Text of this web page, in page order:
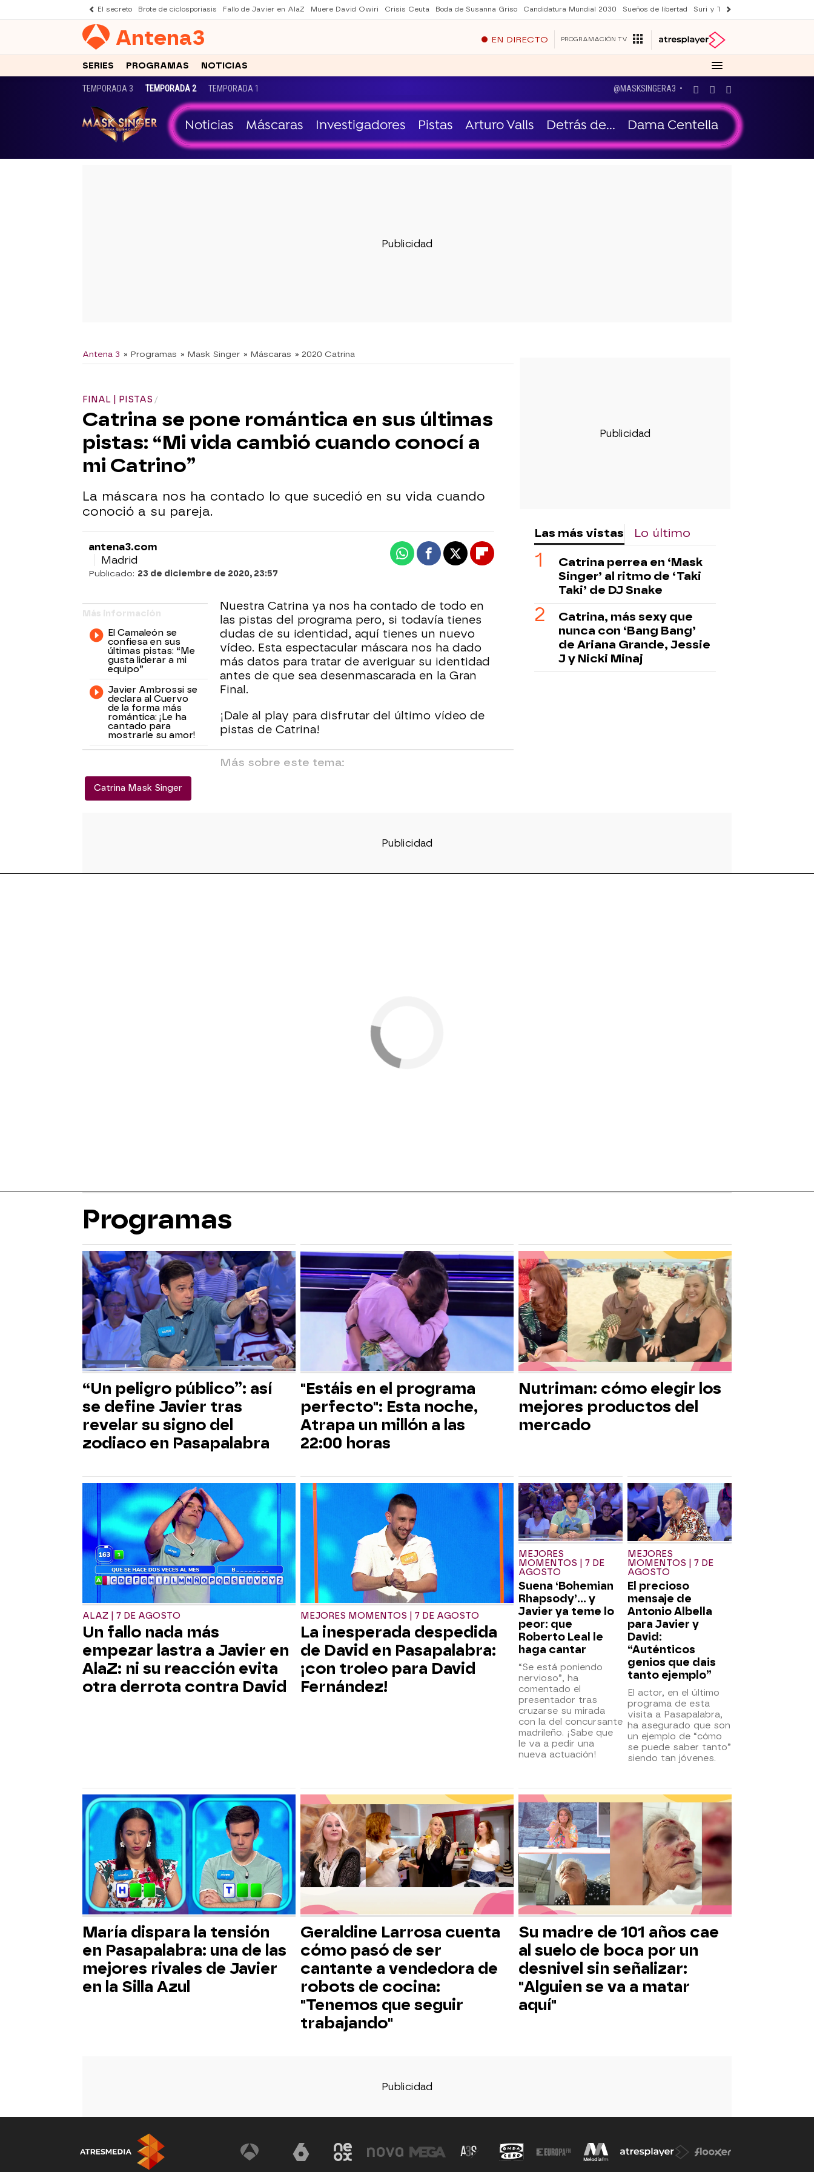
El secreto Brote de ciclosporiasis Fallo de Javier en AlaZ Muere David Owiri Crisis Ceuta Boda de Susanna Griso Candidatura Mundial 2030 Sueños de libertad Suri y Tom Cruise
Antena3 EN DIRECTO PROGRAMACIÓN TV
SERIES PROGRAMAS NOTICIAS
TEMPORADA 3 TEMPORADA 2 TEMPORADA 1 @MASKSINGERA3 •
Noticias Máscaras Investigadores Pistas Arturo Valls Detrás de... Dama Centella
-
Antena 3 » Programas » Mask Singer » Máscaras » 2020 Catrina
FINAL | PISTAS
Catrina se pone romántica en sus últimas
pistas: “Mi vida cambió cuando conocí a
mi Catrino”
La máscara nos ha contado lo que sucedió en su vida cuando
conoció a su pareja.
antena3.com
Madrid
Publicado: 23 de diciembre de 2020, 23:57
WhatsappFacebook
X Flipboard
Más información
El Camaleón se
confiesa en sus
últimas pistas: “Me
gusta liderar a mi
equipo”
Javier Ambrossi se
declara al Cuervo
de la forma más
romántica: ¡Le ha
cantado para
mostrarle su amor!
Nuestra Catrina ya nos ha contado de todo en
las pistas del programa pero, si todavía tienes
dudas de su identidad, aquí tienes un nuevo
vídeo. Esta espectacular máscara nos ha dado
más datos para tratar de averiguar su identidad
antes de que sea desenmascarada en la Gran
Final.
¡Dale al play para disfrutar del último vídeo de
pistas de Catrina!
Más sobre este tema:
Catrina Mask Singer
Las más vistas Lo último
Catrina perrea en ‘Mask
Singer’ al ritmo de ‘Taki
Taki’ de DJ Snake
Catrina, más sexy que
nunca con ‘Bang Bang’
de Ariana Grande, Jessie
J y Nicki Minaj
Programas
“Un peligro público”: así
se define Javier tras
revelar su signo del
zodiaco en Pasapalabra
"Estáis en el programa
perfecto": Esta noche,
Atrapa un millón a las
22:00 horas
Nutriman: cómo elegir los
mejores productos del
mercado
ALAZ | 7 DE AGOSTO
Un fallo nada más
empezar lastra a Javier en
AlaZ: ni su reacción evita
otra derrota contra David
MEJORES MOMENTOS | 7 DE AGOSTO
La inesperada despedida
de David en Pasapalabra:
¡con troleo para David
Fernández!
MEJORES
MOMENTOS | 7 DE
AGOSTO
Suena ‘Bohemian
Rhapsody’... y
Javier ya teme lo
peor: que
Roberto Leal le
haga cantar
“Se está poniendo
nervioso”, ha
comentado el
presentador tras
cruzarse su mirada
con la del concursante
madrileño. ¡Sabe que
le va a pedir una
nueva actuación!
MEJORES
MOMENTOS | 7 DE
AGOSTO
El precioso
mensaje de
Antonio Albella
para Javier y
David:
“Auténticos
genios que dais
tanto ejemplo”
El actor, en el último
programa de esta
visita a Pasapalabra,
ha asegurado que son
un ejemplo de “cómo
se puede saber tanto”
siendo tan jóvenes.
María dispara la tensión
en Pasapalabra: una de las
mejores rivales de Javier
en la Silla Azul
Geraldine Larrosa cuenta
cómo pasó de ser
cantante a vendedora de
robots de cocina:
"Tenemos que seguir
trabajando"
Su madre de 101 años cae
al suelo de boca por un
desnivel sin señalizar:
"Alguien se va a matar
aquí"